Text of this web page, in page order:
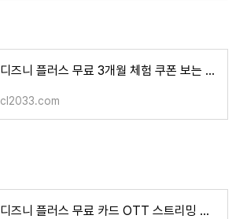
디즈니 플러스 무료 3개월 체험 쿠폰 보는 방법 KT 패밀리 박스
cl2033.com
디즈니 플러스 무료 카드 OTT 스트리밍 할인 카드 넷플릭스 유튜브 프리미엄